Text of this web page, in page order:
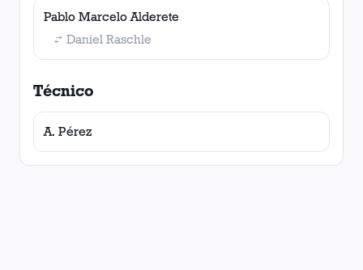
Pablo Marcelo Alderete
Daniel Raschle
Técnico
A. Pérez